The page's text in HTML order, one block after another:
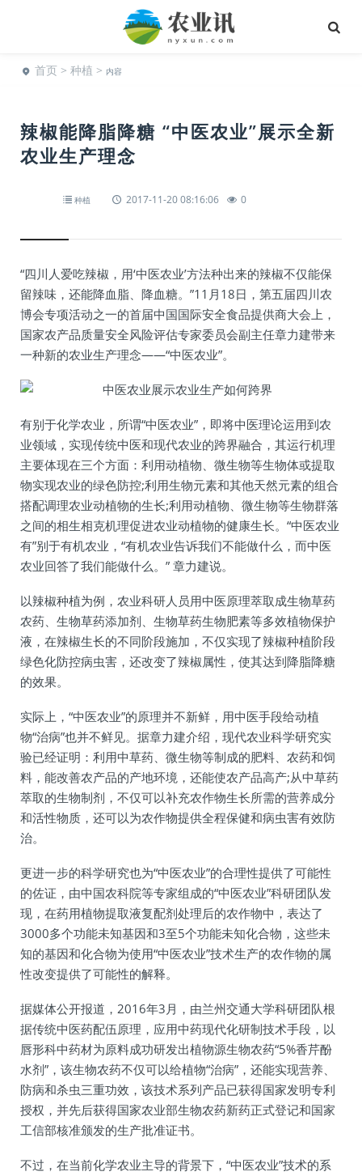
首页 > 种植 > 内容
辣椒能降脂降糖 “中医农业”展示全新
农业生产理念
种植 2017-11-20 08:16:06 0
“四川人爱吃辣椒，用‘中医农业’方法种出来的辣椒不仅能保
留辣味，还能降血脂、降血糖。”11月18日，第五届四川农
博会专项活动之一的首届中国国际安全食品提供商大会上，
国家农产品质量安全风险评估专家委员会副主任章力建带来
一种新的农业生产理念——“中医农业”。
有别于化学农业，所谓“中医农业”，即将中医理论运用到农
业领域，实现传统中医和现代农业的跨界融合，其运行机理
主要体现在三个方面：利用动植物、微生物等生物体或提取
物实现农业的绿色防控;利用生物元素和其他天然元素的组合
搭配调理农业动植物的生长;利用动植物、微生物等生物群落
之间的相生相克机理促进农业动植物的健康生长。“中医农业
有”别于有机农业，“有机农业告诉我们不能做什么，而中医
农业回答了我们能做什么。” 章力建说。
以辣椒种植为例，农业科研人员用中医原理萃取成生物草药
农药、生物草药添加剂、生物草药生物肥素等多效植物保护
液，在辣椒生长的不同阶段施加，不仅实现了辣椒种植阶段
绿色化防控病虫害，还改变了辣椒属性，使其达到降脂降糖
的效果。
实际上，“中医农业”的原理并不新鲜，用中医手段给动植
物“治病”也并不鲜见。据章力建介绍，现代农业科学研究实
验已经证明：利用中草药、微生物等制成的肥料、农药和饲
料，能改善农产品的产地环境，还能使农产品高产;从中草药
萃取的生物制剂，不仅可以补充农作物生长所需的营养成分
和活性物质，还可以为农作物提供全程保健和病虫害有效防
治。
更进一步的科学研究也为“中医农业”的合理性提供了可能性
的佐证，由中国农科院等专家组成的“中医农业”科研团队发
现，在药用植物提取液复配剂处理后的农作物中，表达了
3000多个功能未知基因和3至5个功能未知化合物，这些未
知的基因和化合物为使用“中医农业”技术生产的农作物的属
性改变提供了可能性的解释。
据媒体公开报道，2016年3月，由兰州交通大学科研团队根
据传统中医药配伍原理，应用中药现代化研制技术手段，以
唇形科中药材为原料成功研发出植物源生物农药“5%香芹酚
水剂”，该生物农药不仅可以给植物“治病”，还能实现营养、
防病和杀虫三重功效，该技术系列产品已获得国家发明专利
授权，并先后获得国家农业部生物农药新药正式登记和国家
工信部核准颁发的生产批准证书。
不过，在当前化学农业主导的背景下，“中医农业”技术的系